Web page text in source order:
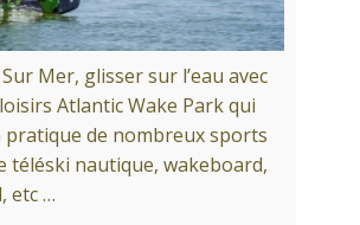
Mer, glisser sur l’eau avec
Atlantic Wake Park qui
pratique de nombreux sports
téléski nautique, wakeboard,
etc …